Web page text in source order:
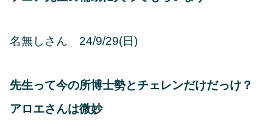
名無しさん 24/9/29(日)
先生って今の所博士勢とチェレンだけだっけ？
アロエさんは微妙